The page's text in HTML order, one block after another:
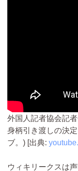
外国人記者協会記
身柄引き渡しの決
ブ。) [出典:
ウィキリークスは